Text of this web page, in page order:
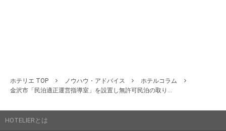
ホテリエ TOP ノウハウ・アドバイス
ホテルコラム
金沢市「民泊適正運営指導室」を設置し無許可民泊の取り...
HOTELIERとは